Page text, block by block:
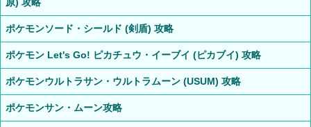
ポケモンソード・シールド (剣盾) 攻略
ポケモン Let's Go! ピカチュウ・イーブイ (ピカブイ) 攻略
ポケモンウルトラサン・ウルトラムーン (USUM) 攻略
ポケモンサン・ムーン攻略